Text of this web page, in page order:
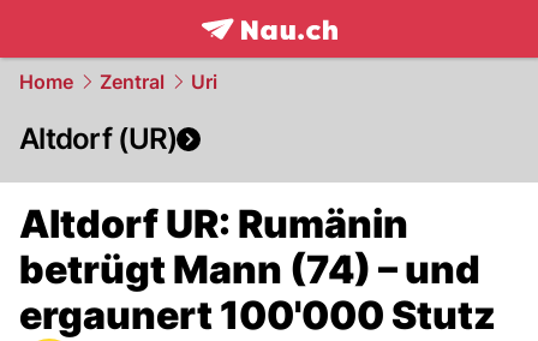
frontpage.NAU.ch
Home Zentral Uri
Altdorf (UR)
Altdorf UR: Rumänin
betrügt Mann (74) – und
ergaunert 100'000 Stutz